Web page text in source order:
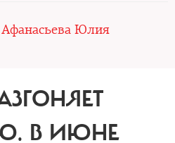
Афанасьева Юлия
В ИЮНЕ